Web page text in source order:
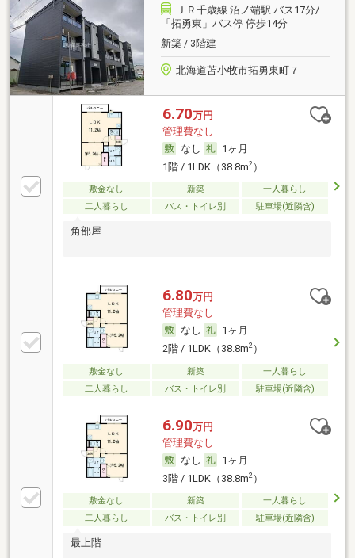
ＪＲ千歳線 沼ノ端駅 バス17分/
「拓勇東」バス停 停歩14分
新築 / 3階建
北海道苫小牧市拓勇東町７
6.70万円
管理費なし
なし
1ヶ月
1階 / 1LDK（38.8m2）
敷金なし 新築
一人暮らし
二人暮らし
バス・トイレ別 駐車場(近隣含)
角部屋
6.80万円
管理費なし
なし
1ヶ月
2階 / 1LDK（38.8m2）
敷金なし 新築
一人暮らし
二人暮らし
バス・トイレ別 駐車場(近隣含)
6.90万円
管理費なし
なし
1ヶ月
3階 / 1LDK（38.8m2）
敷金なし 新築
一人暮らし
二人暮らし
バス・トイレ別 駐車場(近隣含)
最上階